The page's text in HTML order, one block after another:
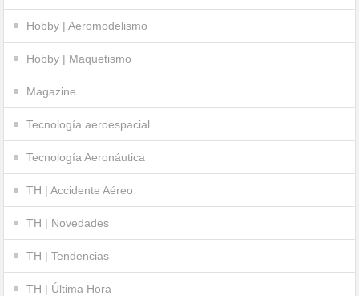
Hobby | Aeromodelismo
Hobby | Maquetismo
Magazine
Tecnología aeroespacial
Tecnología Aeronáutica
TH | Accidente Aéreo
TH | Novedades
TH | Tendencias
TH | Última Hora